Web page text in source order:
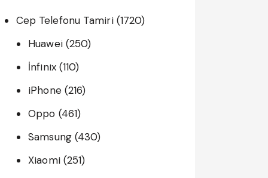
Cep Telefonu Tamiri (1720)
Huawei (250)
İnfinix (110)
iPhone (216)
Oppo (461)
Samsung (430)
Xiaomi (251)